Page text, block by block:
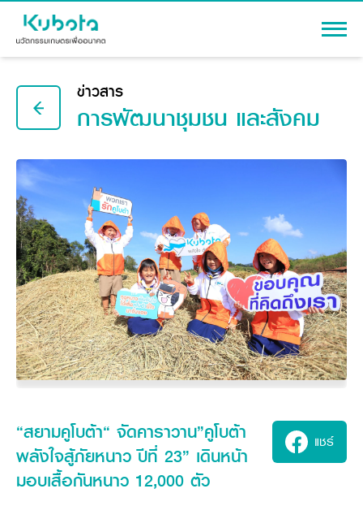
สินค้า
เครื่องจักรกลการเกษตร
แทรกเตอร์
อุปกรณ์ต่อพ่วงแทรกเตอร์
รถเกี่ยวนวดข้าว
รถดำนา
ชุดอุปกรณ์เสริมรถดำนา
เครื่องยนต์ดีเซล
รถไถ
สินค้าอื่น ๆ
รถขุดขนาดเล็ก
อุปกรณ์ต่อพ่วงรถขุด
รถตักล้อยาง
โปรโมชัน
สาระความรู้
ผู้แทนจำหน่าย
เครื่องจักรกลการเกษตร
เครื่องจักรกลการเกษตร
ศูนย์จำหน่ายกล้าแผ่นฯ
ศูนย์จำหน่ายกล้าแผ่นคูโบต้า
การลงทุนรายได้และจุดคุ้มทุน
วัสดุอุปกรณ์
ขั้นตอนการเข้าร่วมโครงการ
ข้อมูลองค์กร
รู้จักสยามคูโบต้า
ประวัติบริษัท
4 หัวใจหลักของธุรกิจ
มาตรฐานสู่ความเป็นผู้นำในเอเชีย
ธุรกิจต่างประเทศ
สมัครงาน
ตำแหน่งงานว่าง
นักศึกษาฝึกงาน
สวัสดิการพนักงาน
ข่าวสาร
ข่าวและกิจกรรมที่แนะนำ
ข่าวสารองค์กร
ออนไลน์โชว์รูม
บริการหลังการขาย
ข่าวสาร
การพัฒนาชุมชน และสังคม
“สยามคูโบต้า“ จัดคาราวาน”คูโบต้า
พลังใจสู้ภัยหนาว ปีที่ 23” เดินหน้า
มอบเสื้อกันหนาว 12,000 ตัว
แชร์